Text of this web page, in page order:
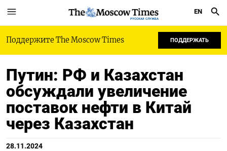
РУССКАЯ СЛУЖБА
EN
Поддержите The Moscow Times ПОДДЕРЖАТЬ
Путин: РФ и Казахстан
обсуждали увеличение
поставок нефти в Китай
через Казахстан
28.11.2024